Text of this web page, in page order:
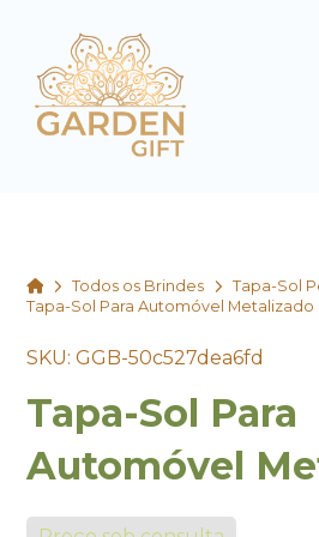
HomeTodos os Brindes
Tapa-Sol
Tapa-Sol Para Automóvel Metalizado
SKU: GGB-50c527dea6fd
Tapa-Sol Para
Automóvel
Garden Gift
online